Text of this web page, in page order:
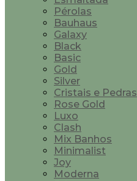
Pérolas
Bauhaus
Galaxy
Black
Basic
Gold
Silver
Cristais e Pedras
Rose Gold
Luxo
Clash
Mix Banhos
Minimalist
Joy
Moderna